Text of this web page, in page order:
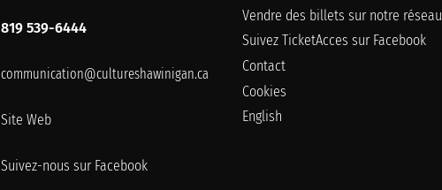
819 539-6444
communication@cultureshawinigan.ca
Site Web
Suivez-nous sur Facebook
Vendre des billets sur notre réseau
Suivez TicketAcces sur Facebook
Contact
Cookies
English